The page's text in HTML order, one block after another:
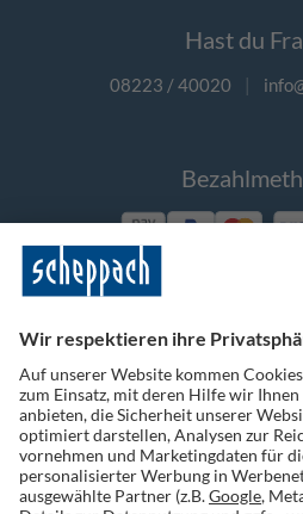
Hast du
08223 / 40020 |
Folge uns auf